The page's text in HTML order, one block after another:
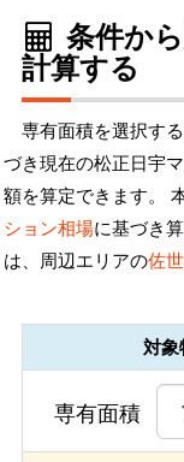
条件か
計算する
専有面積を選択す
づき現在の松正日宇
額を算定できます。
ション相場に基づき
は、周辺エリアの佐
対象
専有面積